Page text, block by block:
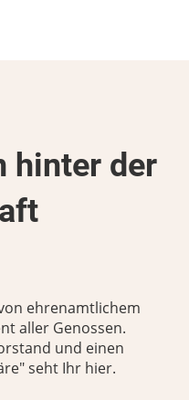
hinter der
ehrenamtlichem
aller Genossen.
und einen
seht Ihr hier.